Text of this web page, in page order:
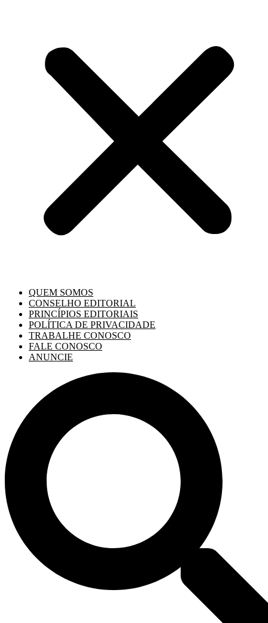
QUEM SOMOS
CONSELHO EDITORIAL
PRINCÍPIOS EDITORIAIS
POLÍTICA DE PRIVACIDADE
TRABALHE CONOSCO
FALE CONOSCO
ANUNCIE